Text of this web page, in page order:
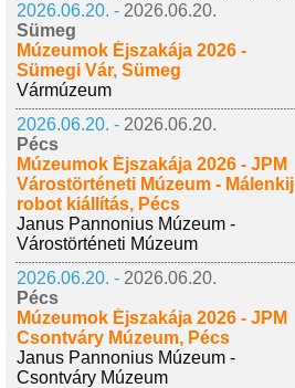
2026.06.20. - 2026.06.20.
Sümeg
Múzeumok Éjszakája 2026 -
Sümegi Vár, Sümeg
Vármúzeum
2026.06.20. - 2026.06.20.
Pécs
Múzeumok Éjszakája 2026 - JPM
Várostörténeti Múzeum - Málenkij
robot kiállítás, Pécs
Janus Pannonius Múzeum -
Várostörténeti Múzeum
2026.06.20. - 2026.06.20.
Pécs
Múzeumok Éjszakája 2026 - JPM
Csontváry Múzeum, Pécs
Janus Pannonius Múzeum -
Csontváry Múzeum